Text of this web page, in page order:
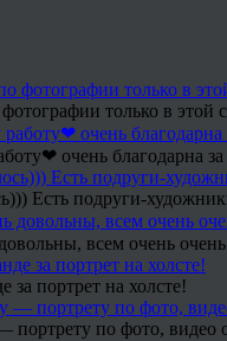
только в этой
очень благодарна
Есть подруги-
всем очень
за портрет на холсте!
портрету по фото, видео